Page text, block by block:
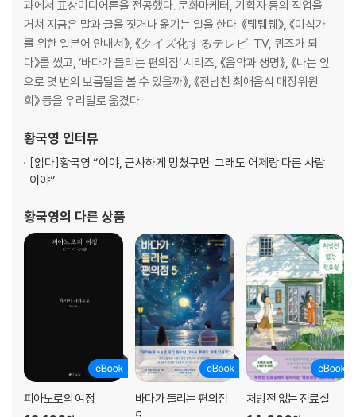
깊이를 더하는 두 가지 요령｜일 잘하는 사람의 자료 검색법｜객관화 사
고법 ② 언어에 민감하라｜외국어는 영리한 척의 대명사｜‘관리’의 정의
를 생각해 보자｜말의 정의에 따라 ‘행동’이 바뀐다｜객관화 사고법 ③ 경
위를 이해하라｜왜 학생들의 바비큐 파티에 사람이 몰렸을까｜경위를 알
아보는 법
일 잘하는 사람은 ‘이해’에 시간을 투자한다｜대박 카피가 탄생하는 순간
｜‘이해하고 있다’ = ‘정리되었다’｜정리 사고법 ① 누구든 결론부터 말하
게 하는 법｜결론부터 말하고 싶지만 실패하는 이유｜만인에게 해당하는
로 멋대로 치환한다｜사실과 의견을 구별할 수 있는가｜사실과 의견을 구
별하여 말하는 법｜자신의 의견을 갖는 방법
10장 생각하기 전에 제대로 듣자: 경청 사고법
듣는 척하기는 쉽지만, 제대로 듣기는 어렵다｜자신이 이해한 내용만 잘
라 내는 사람｜이야기를 들을 때 생각해야 하는 것｜지적이고 존경받는
사람의 듣는 태도｜경청 사고법: 조언하지 마라, 정리하라｜조언 대신 교
통정리를 하라｜정리하며 듣는 기술
11장 깊게 듣는 기술과 배우는 기술: 질문 사고법
사람이 후련함을 느끼는 순간｜깊게 듣는 기술 ① 미국 정부와 구글의 질
과에서 표상미디어론을 전공했다. 문화마케터, 기획자 등의 직업을
거쳐 지금은 말과 글을 짓거나 옮기는 일을 한다. 《퉤퉤퉤》, 《미식가
를 위한 일본어 안내서》, 《クイズ化するテレビ: TV, 퀴즈가 되
다》를 썼고, ‘바다가 들리는 편의점’ 시리즈, 《음악과 생명》, 《나는 앞
으로 몇 번의 보름달을 볼 수 있을까》, 《전남친 최애음식 매장위원
회》 등을 우리말로 옮겼다.
황국영 인터뷰
[읽다]황국영 “이야, 근사하게 망쳤구먼. 그래도 어제랑 다른 사람
이야”
황국영의 다른 상품
피아노로의 여정
바다가 들리는 편의점
처방전 없는 진료실